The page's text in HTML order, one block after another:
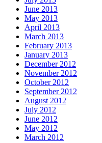
June 2013
May 2013
April 2013
March 2013
February 2013
January 2013
December 2012
November 2012
October 2012
September 2012
August 2012
July 2012
June 2012
May 2012
March 2012